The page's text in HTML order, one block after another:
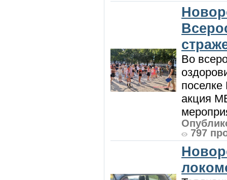
Во
акция
797